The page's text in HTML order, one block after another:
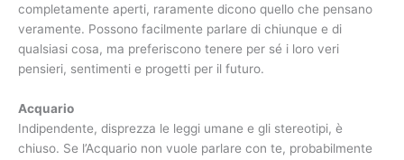
completamente aperti, raramente dicono quello che pensano
veramente. Possono facilmente parlare di chiunque e di
qualsiasi cosa, ma preferiscono tenere per sé i loro veri
pensieri, sentimenti e progetti per il futuro.
Acquario
Indipendente, disprezza le leggi umane e gli stereotipi, è
chiuso. Se l’Acquario non vuole parlare con te, probabilmente